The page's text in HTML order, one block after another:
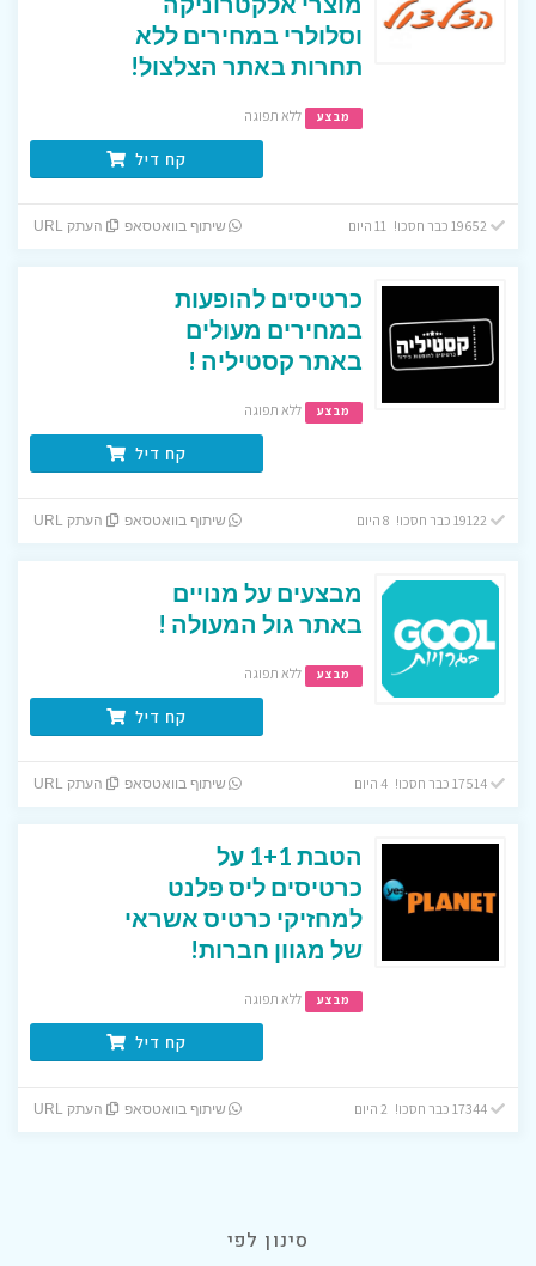
וסלולרי במחירים ללא
תחרות באתר הצלצול!
מבצע ללא תפוגה
קח דיל
שיתוף בוואטסאפ העתק URL
כרטיסים להופעות
במחירים מעולים
באתר קסטיליה !
מבצע ללא תפוגה
קח דיל
שיתוף בוואטסאפ העתק URL
מבצעים על מנויים
באתר גול המעולה !
מבצע ללא תפוגה
קח דיל
17514 כבר חסכו! 4 היום שיתוף בוואטסאפ העתק URL
הטבת 1+1 על
כרטיסים ליס פלנט
למחזיקי כרטיס אשראי
של מגוון חברות!
מבצע ללא תפוגה
קח דיל
17344 כבר חסכו! 2 היום שיתוף בוואטסאפ העתק URL
סינון לפי